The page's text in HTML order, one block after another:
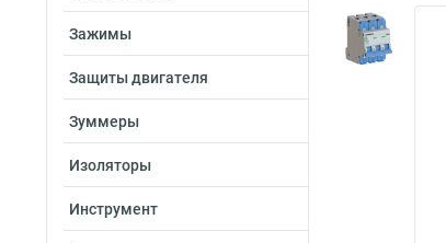
Зажимы
Защиты двигателя
Зуммеры
Изоляторы
Инструмент